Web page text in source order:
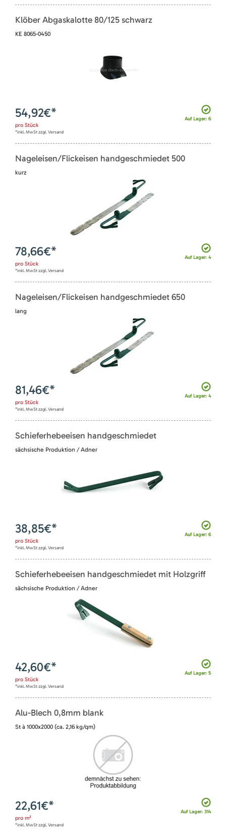
Klöber Abgaskalotte 80/125 schwarz
KE 8065-0450
Auf Lager: 6
54,92€*
pro Stück
*inkl. MwSt zzgl. Versand
Nageleisen/Flickeisen handgeschmiedet 500
kurz
Auf Lager: 4
78,66€*
pro Stück
*inkl. MwSt zzgl. Versand
Nageleisen/Flickeisen handgeschmiedet 650
lang
Auf Lager: 4
81,46€*
pro Stück
*inkl. MwSt zzgl. Versand
Schieferhebeeisen handgeschmiedet
sächsische Produktion / Adner
Auf Lager: 6
38,85€*
pro Stück
*inkl. MwSt zzgl. Versand
Schieferhebeeisen handgeschmiedet mit Holzgriff
sächsische Produktion / Adner
Auf Lager: 5
42,60€*
pro Stück
*inkl. MwSt zzgl. Versand
Alu-Blech 0,8mm blank
St à 1000x2000 (ca. 2,16 kg/qm)
Auf Lager: 314
22,61€*
pro m²
*inkl. MwSt zzgl. Versand